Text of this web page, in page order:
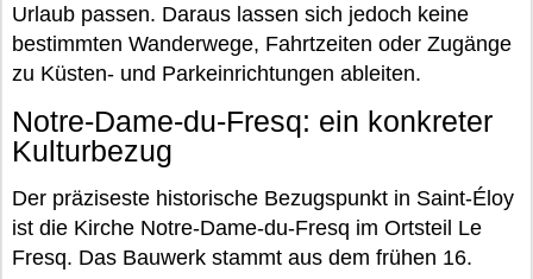
Urlaub passen. Daraus lassen sich jedoch keine
bestimmten Wanderwege, Fahrtzeiten oder Zugänge
zu Küsten- und Parkeinrichtungen ableiten.
Notre-Dame-du-Fresq: ein konkreter
Kulturbezug
Der präziseste historische Bezugspunkt in Saint-Éloy
ist die Kirche Notre-Dame-du-Fresq im Ortsteil Le
Fresq. Das Bauwerk stammt aus dem frühen 16.